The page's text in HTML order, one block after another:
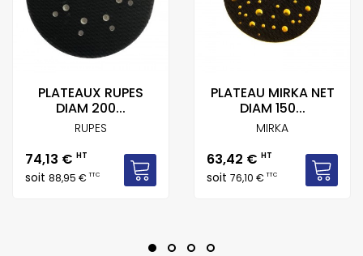
PLATEAUX RUPES
DIAM 200...
RUPES
Prix
74,13 € HT
soit 88,95 €TTC
PLATEAU MIRKA NET
DIAM 150...
MIRKA
Prix
63,42 € HT
soit 76,10 €TTC